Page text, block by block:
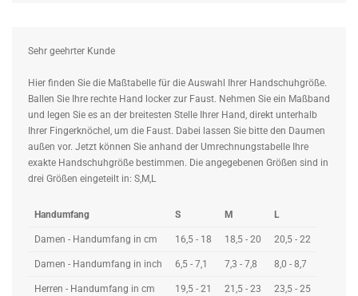
Sehr geehrter Kunde
Hier finden Sie die Maßtabelle für die Auswahl Ihrer Handschuhgröße.
Ballen Sie Ihre rechte Hand locker zur Faust. Nehmen Sie ein Maßband
und legen Sie es an der breitesten Stelle Ihrer Hand, direkt unterhalb
Ihrer Fingerknöchel, um die Faust. Dabei lassen Sie bitte den Daumen
außen vor. Jetzt können Sie anhand der Umrechnungstabelle Ihre
exakte Handschuhgröße bestimmen. Die angegebenen Größen sind in
drei Größen eingeteilt in: S,M,L
Handumfang S M L
Damen - Handumfang in cm 16,5 - 18 18,5 - 20 20,5 - 22
Damen - Handumfang in inch 6,5 - 7,1 7,3 - 7,8 8,0 - 8,7
Herren - Handumfang in cm 19,5 - 21 21,5 - 23 23,5 - 25